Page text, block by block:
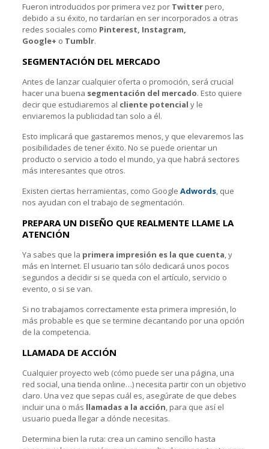
Fueron introducidos por primera vez por Twitter pero,
debido a su éxito, no tardarían en ser incorporados a otras
redes sociales como Pinterest, Instagram,
Google+ o Tumblr.
SEGMENTACIÓN DEL MERCADO
Antes de lanzar cualquier oferta o promoción, será crucial
hacer una buena segmentación del mercado. Esto quiere
decir que estudiaremos al cliente potencial y le
enviaremos la publicidad tan solo a él.
Esto implicará que gastaremos menos, y que elevaremos las
posibilidades de tener éxito. No se puede orientar un
producto o servicio a todo el mundo, ya que habrá sectores
más interesantes que otros.
Existen ciertas herramientas, como Google Adwords, que
nos ayudan con el trabajo de segmentación.
PREPARA UN DISEÑO QUE REALMENTE LLAME LA
ATENCIÓN
Ya sabes que la primera impresión es la que cuenta, y
más en Internet. El usuario tan sólo dedicará unos pocos
segundos a decidir si se queda con el artículo, servicio o
evento, o si se van.
Si no trabajamos correctamente esta primera impresión, lo
más probable es que se termine decantando por una opción
de la competencia.
LLAMADA DE ACCIÓN
Cualquier proyecto web (cómo puede ser una página, una
red social, una tienda online…) necesita partir con un objetivo
claro. Una vez que sepas cuál es, asegúrate de que debes
incluir una o más llamadas a la acción, para que así el
usuario pueda llegar a dónde necesitas.
Determina bien la ruta: crea un camino sencillo hasta